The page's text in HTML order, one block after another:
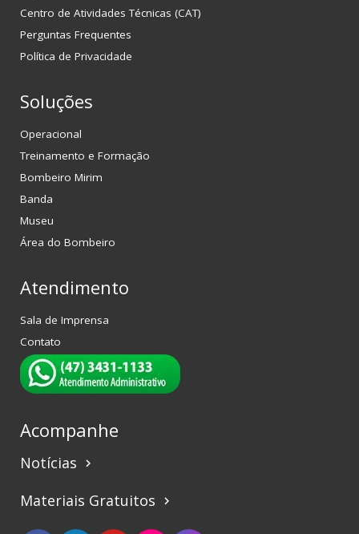
Centro de Atividades Técnicas (CAT)
Perguntas Frequentes
Política de Privacidade
Soluções
Operacional
Treinamento e Formação
Bombeiro Mirim
Banda
Museu
Área do Bombeiro
Atendimento
Sala de Imprensa
Contato
Acompanhe
Notícias keyboard_arrow_right
Materiais Gratuitos keyboard_arrow_right